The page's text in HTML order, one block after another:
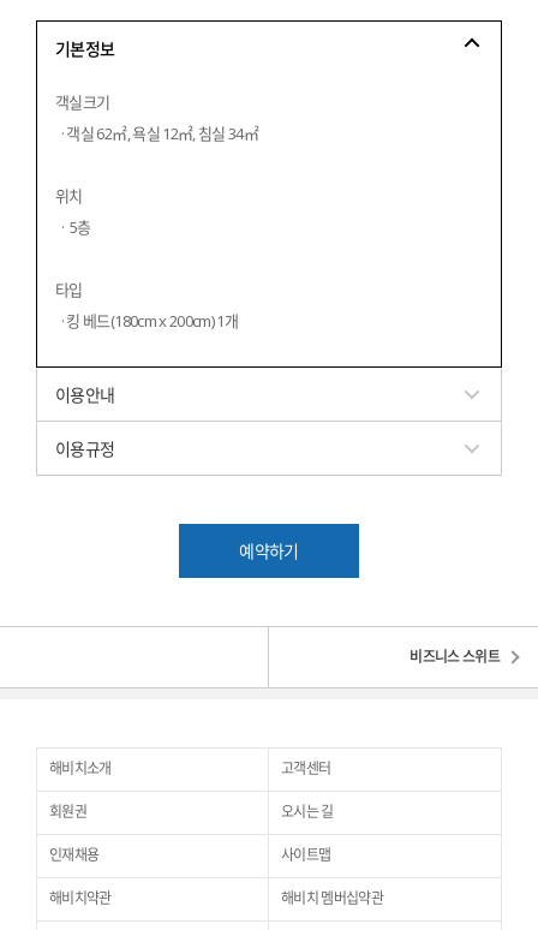
기본정보
객실크기
  · 객실 62㎡, 욕실 12㎡, 침실 34㎡
위치
  ·  5층
타입
  · 킹 베드(180cm x 200cm) 1개
이용안내
이용규정
예약하기
비즈니스 스위트
해비치소개 고객센터
회원권 오시는 길
인재채용 사이트맵
해비치약관 해비치 멤버십약관